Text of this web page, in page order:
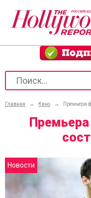
Главная → Кино → Премьера
Новости